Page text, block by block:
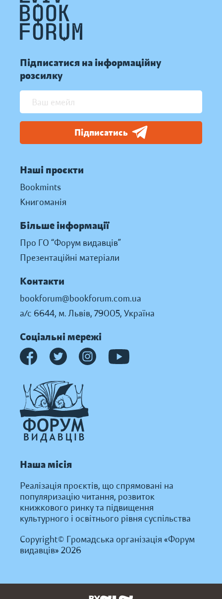
Підписатися на інформаційну
розсилку
Підписатись
Наші проєкти
Bookmints
Книгоманія
Більше інформації
Про ГО “Форум видавців”
Презентаційні матеріали
Контакти
bookforum@bookforum.com.ua
а/с 6644, м. Львів, 79005, Україна
Соціальні мережі
Наша місія
Реалізація проєктів, що спрямовані на
популяризацію читання, розвиток
книжкового ринку та підвищення
культурного і освітнього рівня суспільства
Copyright© Громадська організація «Форум
видавців» 2026